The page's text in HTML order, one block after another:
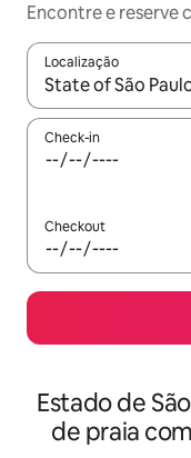
Encontre e reserve
Localização
Quando os
Check-in
Checkout
Estado de
de praia